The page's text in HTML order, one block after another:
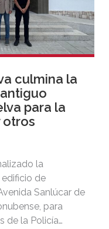
culmina la
para la
otros
la
de
Sanlúcar de
para
de la Policía